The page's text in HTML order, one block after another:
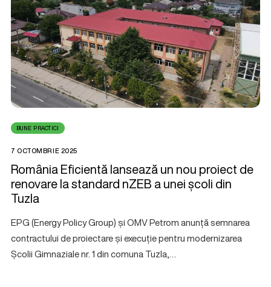
BUNE PRACTICI
7 OCTOMBRIE 2025
România Eficientă lansează un nou proiect de
renovare la standard nZEB a unei școli din
Tuzla
EPG (Energy Policy Group) și OMV Petrom anunță semnarea
contractului de proiectare și execuție pentru modernizarea
Școlii Gimnaziale nr. 1 din comuna Tuzla,…